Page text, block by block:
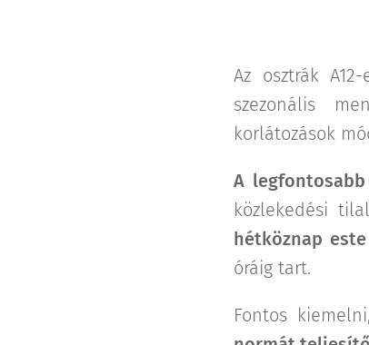
Az osztrák
szezonális
korlátozások
A
közlekedési
hétköznap
óráig tart.
Fontos